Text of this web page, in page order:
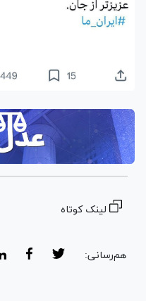
لینک کوتاه
هم‌رسانی: